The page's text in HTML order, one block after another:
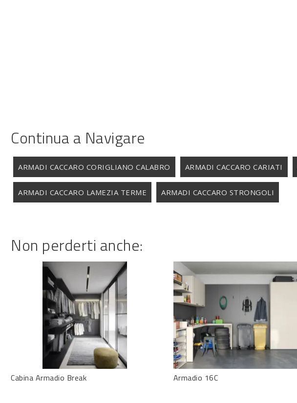
Continua a Navigare
ARMADI CACCARO CORIGLIANO CALABRO ARMADI CACCARO CARIATI
ARMADI CACCARO LAMEZIA TERME ARMADI CACCARO STRONGOLI
Non perderti anche:
Cabina Armadio Break Armadio 16C